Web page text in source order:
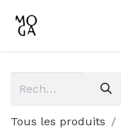
Tous les produits